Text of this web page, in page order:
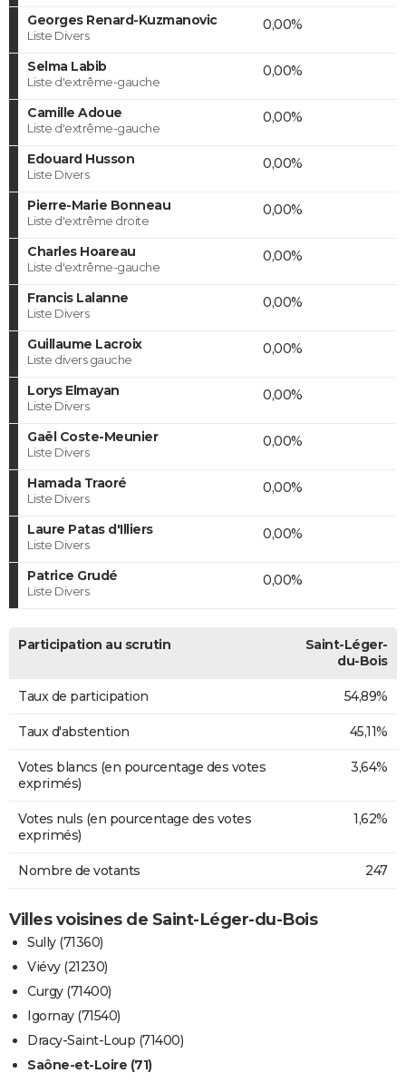
Georges Renard-Kuzmanovic
Liste Divers
0,00%
Selma Labib
Liste d'extrême-gauche
0,00%
Camille Adoue
Liste d'extrême-gauche
0,00%
Edouard Husson
Liste Divers
0,00%
Pierre-Marie Bonneau
Liste d'extrême droite
0,00%
Charles Hoareau
Liste d'extrême-gauche
0,00%
Francis Lalanne
Liste Divers
0,00%
Guillaume Lacroix
Liste divers gauche
0,00%
Lorys Elmayan
Liste Divers
0,00%
Gaël Coste-Meunier
Liste Divers
0,00%
Hamada Traoré
Liste Divers
0,00%
Laure Patas d'Illiers
Liste Divers
0,00%
Patrice Grudé
Liste Divers
0,00%
Participation au scrutin
Saint-Léger-
du-Bois
Taux de participation 54,89%
Taux d'abstention 45,11%
Votes blancs (en pourcentage des votes
exprimés)
3,64%
Votes nuls (en pourcentage des votes
exprimés)
1,62%
Nombre de votants 247
Villes voisines de Saint-Léger-du-Bois
Sully (71360)
Viévy (21230)
Curgy (71400)
Igornay (71540)
Dracy-Saint-Loup (71400)
Saône-et-Loire (71)